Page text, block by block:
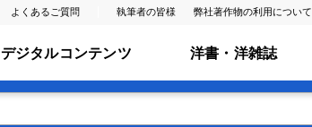
よくあるご質問 執筆者の皆様 弊社著作物の利用について
デジタルコンテンツ 洋書・洋雑誌